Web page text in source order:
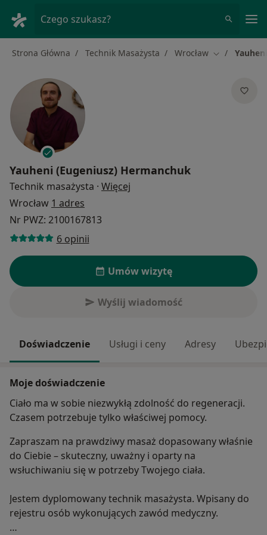
Czego szukasz?
Strona Główna Technik Masażysta Wrocław Zmień miasto
Yauheni (Eugeniusz) Hermanchuk
Technik masażysta · Więcej
Wrocław 1 adres
Nr PWZ: 2100167813
6 opinii
Umów wizytę
Wyślij wiadomość
Doświadczenie Usługi i ceny Adresy
Moje doświadczenie
Ciało ma w sobie niezwykłą zdolność do regeneracji.
Czasem potrzebuje tylko właściwej pomocy.
Zapraszam na prawdziwy masaż dopasowany właśnie
do Ciebie – skuteczny, uważny i oparty na
wsłuchiwaniu się w potrzeby Twojego ciała.
Jestem dyplomowany technik masażysta. Wpisany do
rejestru osób wykonujących zawód medyczny.